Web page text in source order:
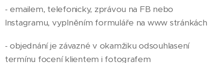
- emailem, telefonicky, zprávou na FB nebo
Instagramu, vyplněním formuláře na www stránkách
- objednání je závazné v okamžiku odsouhlasení
termínu focení klientem i fotografem